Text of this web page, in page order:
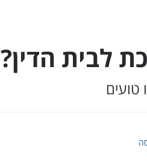
לבית הדין?
טועים